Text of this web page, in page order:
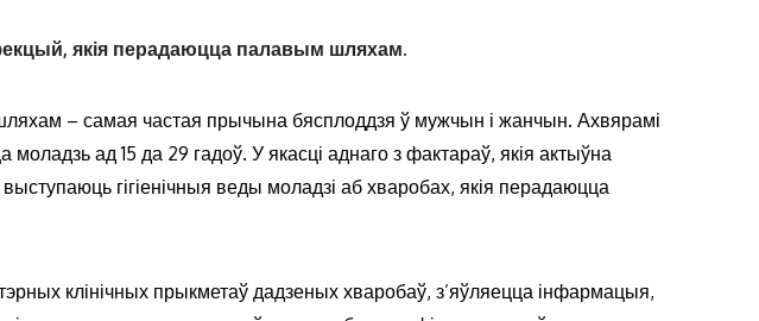
якія перадаюцца палавым шляхам.
– самая частая прычына бясплоддзя ў мужчын і жанчын. Ахвярамі
ад 15 да 29 гадоў. У якасці аднаго з фактараў, якія актыўна
гігіенічныя веды моладзі аб хваробах, якія перадаюцца
клінічных прыкметаў дадзеных хваробаў, з’яўляецца інфармацыя,